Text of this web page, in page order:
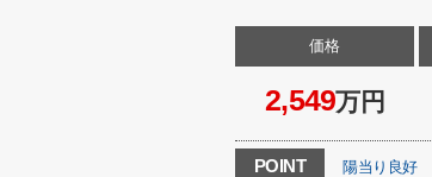
価格
2,549万円
POINT 陽当り良好